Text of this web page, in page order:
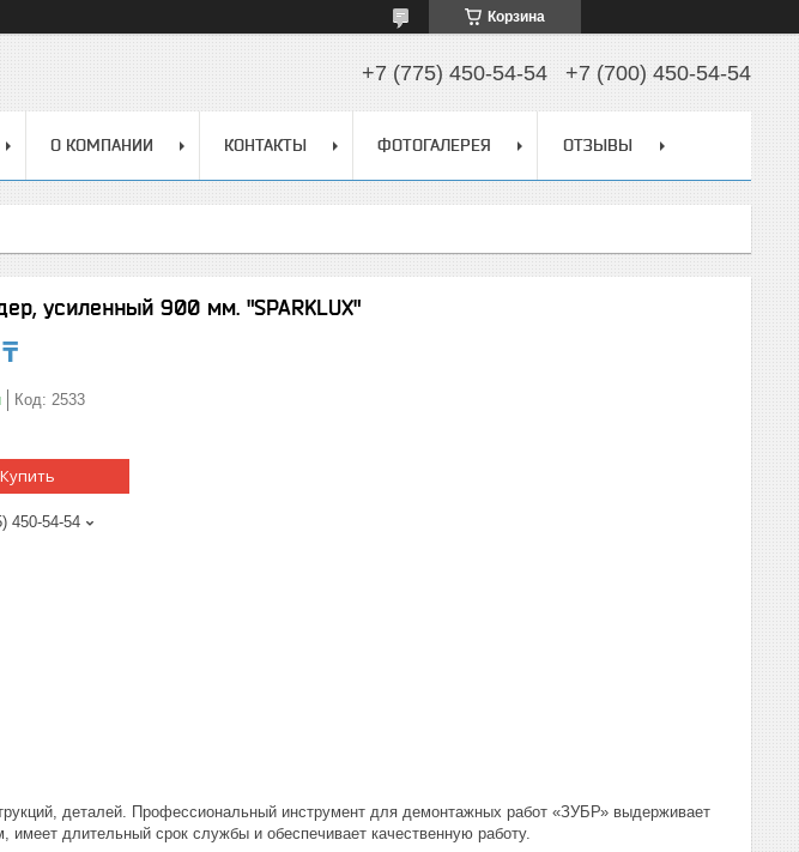
Корзина
+7 (775) 450-54-54 +7 (700) 450-54-54
О КОМПАНИИ КОНТАКТЫ ФОТОГАЛЕРЕЯ ОТЗЫВЫ
усиленный 900 мм. "SPARKLUX"
Код: 2533
Купить
450-54-54
деталей. Профессиональный инструмент для демонтажных работ «ЗУБР» выдерживает
длительный срок службы и обеспечивает качественную работу.